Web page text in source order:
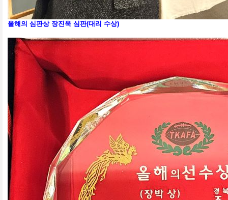
올해의 심판상 장진욱 심판(대리 수상)